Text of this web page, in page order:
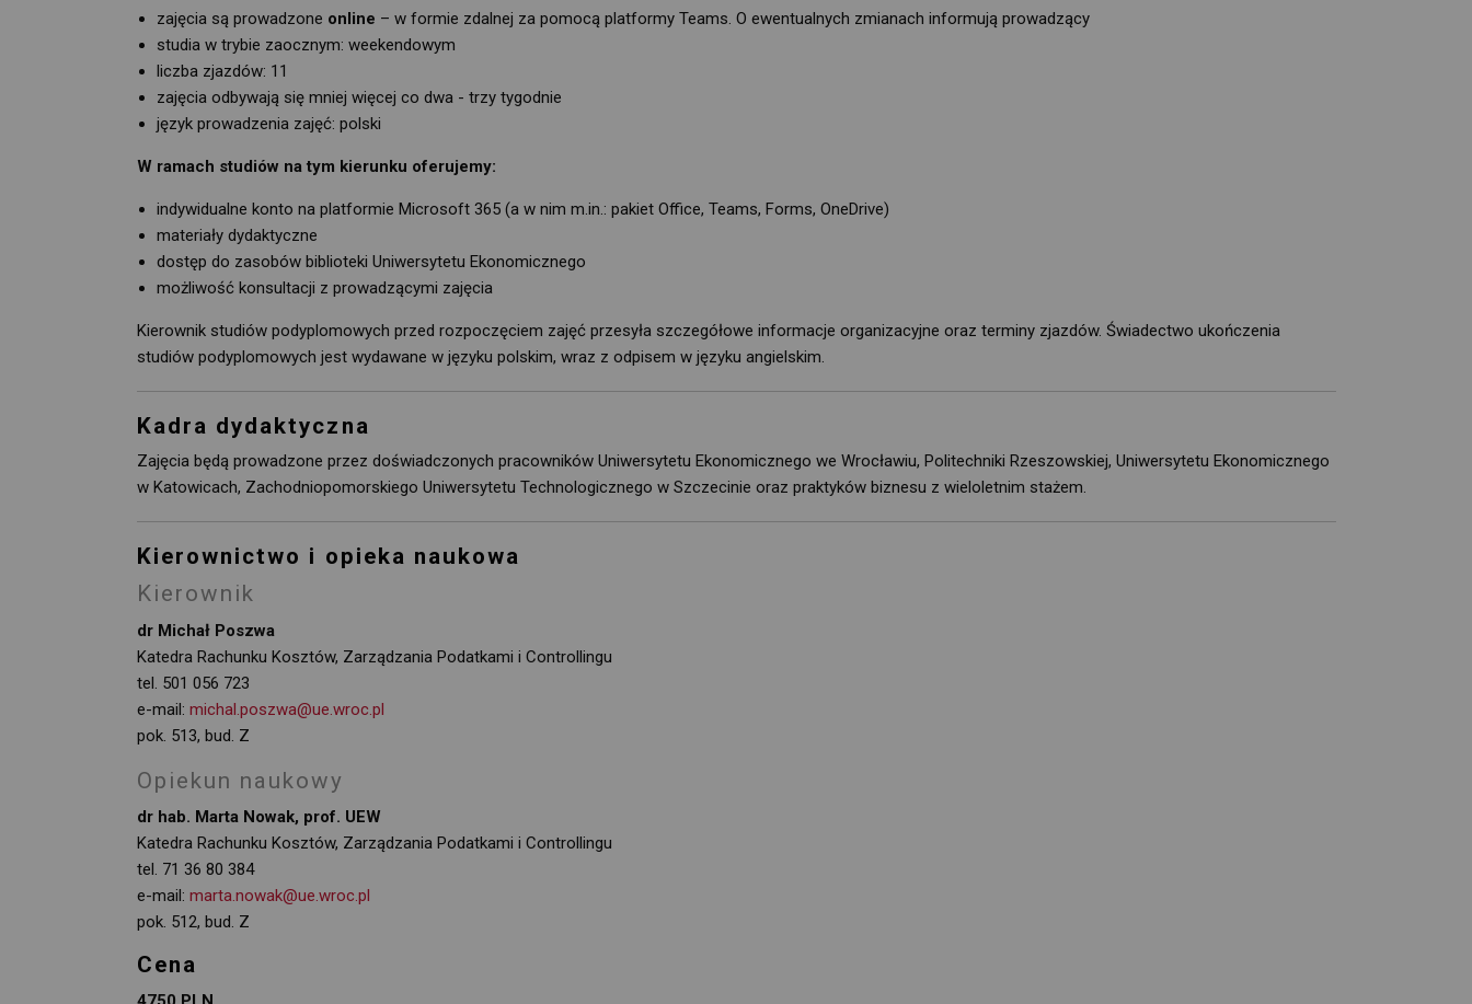
zajęcia są prowadzone online – w formie zdalnej za pomocą platformy Teams. O ewentualnych zmianach informują prowadzący
studia w trybie zaocznym: weekendowym
liczba zjazdów: 11
zajęcia odbywają się mniej więcej co dwa - trzy tygodnie
język prowadzenia zajęć: polski
W ramach studiów na tym kierunku oferujemy:
indywidualne konto na platformie Microsoft 365 (a w nim m.in.: pakiet Office, Teams, Forms, OneDrive)
materiały dydaktyczne
dostęp do zasobów biblioteki Uniwersytetu Ekonomicznego
możliwość konsultacji z prowadzącymi zajęcia
Kierownik studiów podyplomowych przed rozpoczęciem zajęć przesyła szczegółowe informacje organizacyjne oraz terminy zjazdów. Świadectwo ukończenia
studiów podyplomowych jest wydawane w języku polskim, wraz z odpisem w języku angielskim.
Kadra dydaktyczna
Zajęcia będą prowadzone przez doświadczonych pracowników Uniwersytetu Ekonomicznego we Wrocławiu, Politechniki Rzeszowskiej, Uniwersytetu Ekonomicznego
w Katowicach, Zachodniopomorskiego Uniwersytetu Technologicznego w Szczecinie oraz praktyków biznesu z wieloletnim stażem.
Kierownictwo i opieka naukowa
Kierownik
dr Michał Poszwa
Katedra Rachunku Kosztów, Zarządzania Podatkami i Controllingu
tel. 501 056 723
e-mail: michal.poszwa@ue.wroc.pl
pok. 513, bud. Z
Opiekun naukowy
dr hab. Marta Nowak, prof. UEW
Katedra Rachunku Kosztów, Zarządzania Podatkami i Controllingu
tel. 71 36 80 384
e-mail: marta.nowak@ue.wroc.pl
pok. 512, bud. Z
Cena